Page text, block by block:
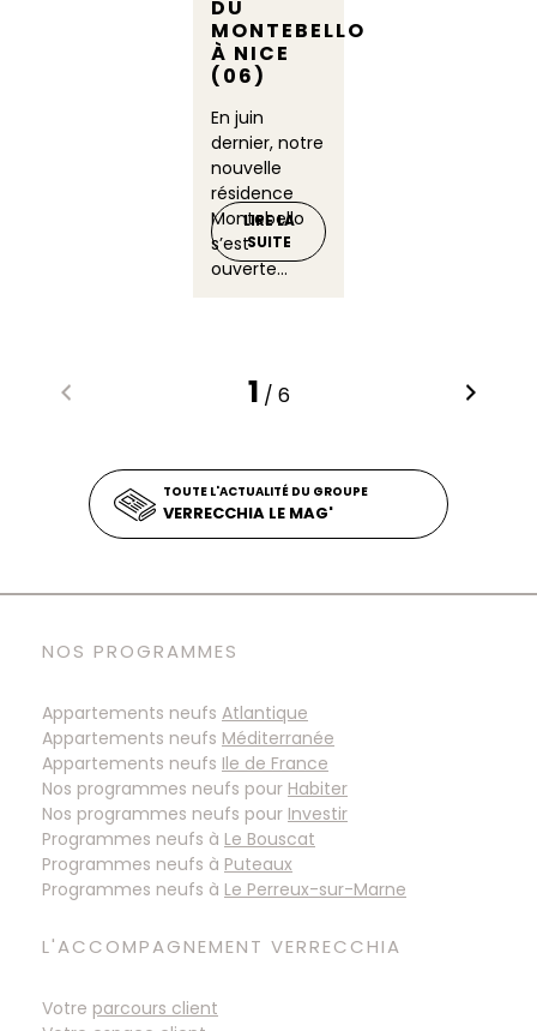
DU
MONTEBELLO
À NICE
(06)
En juin
dernier, notre
nouvelle
résidence
Montebello
s’est
ouverte...
LIRE LA
SUITE
1 / 6
TOUTE L'ACTUALITÉ DU GROUPE
VERRECCHIA LE MAG'
NOS PROGRAMMES
Appartements neufs Atlantique
Appartements neufs Méditerranée
Appartements neufs Ile de France
Nos programmes neufs pour Habiter
Nos programmes neufs pour Investir
Programmes neufs à
Programmes neufs à
Programmes neufs à
L'ACCOMPAGNEMENT VERRECCHIA
Votre parcours client